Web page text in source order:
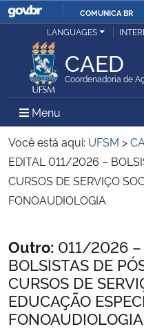
COMUNICA BR
Ministério da Justiça e Segurança
Ministério da Defesa
Ministério das Relações Exteriores
Ministério da Economia
Ministério da Agricultura, Pecuária
Ministério da Educação
Ministério da Cidadania
LANGUAGES
CAED
Coordenadoria de
Menu Menu
Você está aqui: UFSM >
EDITAL 011/2026 –
CURSOS DE SERVIÇO
FONOAUDIOLOGIA
Início do conteúdo
Outro: 011/2026
BOLSISTAS DE
CURSOS DE
EDUCAÇÃO
FONOAUDIOLOGIA